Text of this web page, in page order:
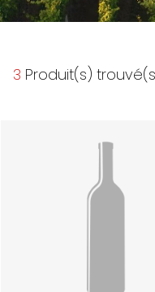
3 Produit(s)